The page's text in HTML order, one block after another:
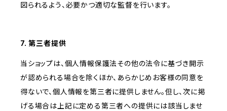
図られるよう、必要かつ適切な監督を行います。
7. 第三者提供
当ショップは、個人情報保護法その他の法令に基づき開示
が認められる場合を除くほか、あらかじめお客様の同意を
得ないで、個人情報を第三者に提供しません。但し、次に掲
げる場合は上記に定める第三者への提供には該当しませ